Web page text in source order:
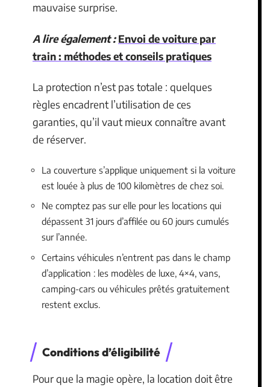
mauvaise surprise.
A lire également : Envoi de voiture par
train : méthodes et conseils pratiques
La protection n’est pas totale : quelques
règles encadrent l’utilisation de ces
garanties, qu’il vaut mieux connaître avant
de réserver.
La couverture s’applique uniquement si la voiture
est louée à plus de 100 kilomètres de chez soi.
Ne comptez pas sur elle pour les locations qui
dépassent 31 jours d’affilée ou 60 jours cumulés
sur l’année.
Certains véhicules n’entrent pas dans le champ
d’application : les modèles de luxe, 4×4, vans,
camping-cars ou véhicules prêtés gratuitement
restent exclus.
Conditions d’éligibilité
Pour que la magie opère, la location doit être